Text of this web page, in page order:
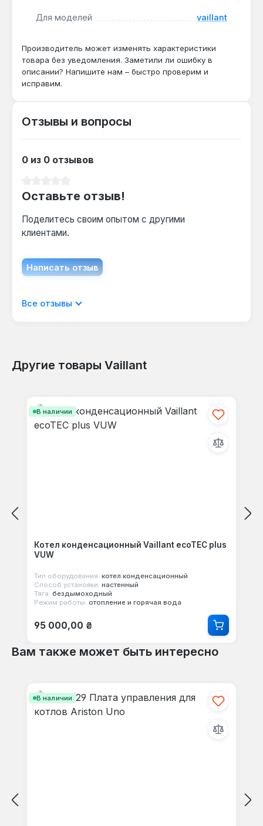
ремонта промышленных и коммерческих котлов
нарушении связи между блоками управления.
Производство — Германия. Гарантия 1 год,
доставка по Украине.
Для моделей vaillant
Производитель может изменять характеристики
товара без уведомления. Заметили ли ошибку в
описании? Напишите нам – быстро проверим и
исправим.
Отзывы и вопросы
0 из 0 отзывов
Оставьте отзыв!
Поделитесь своим опытом с другими
клиентами.
Написать отзыв
Отображать отзывы только на текущем
Все отзывы
Другие товары Vaillant
В наличии
Котел конденсационный Vaillant ecoTEC plus
VUW
Тип оборудования: котел конденсационный
Способ установки: настенный
Тяга: бездымоходный
Режим работы: отопление и горячая вода
Обычная цена:
95 000,00 ₴
Вам также может быть интересно
В наличии